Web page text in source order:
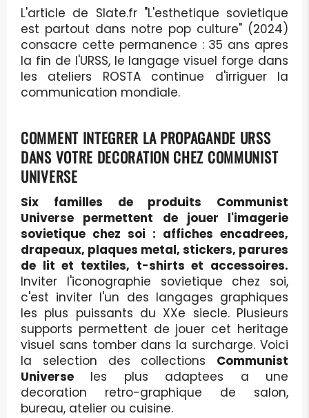
L'article de Slate.fr "L'esthetique sovietique
est partout dans notre pop culture" (2024)
consacre cette permanence : 35 ans apres
la fin de l'URSS, le langage visuel forge dans
les ateliers ROSTA continue d'irriguer la
communication mondiale.
COMMENT INTEGRER LA PROPAGANDE URSS
DANS VOTRE DECORATION CHEZ COMMUNIST
UNIVERSE
Six familles de produits Communist
Universe permettent de jouer l'imagerie
sovietique chez soi : affiches encadrees,
drapeaux, plaques metal, stickers, parures
de lit et textiles, t-shirts et accessoires.
Inviter l'iconographie sovietique chez soi,
c'est inviter l'un des langages graphiques
les plus puissants du XXe siecle. Plusieurs
supports permettent de jouer cet heritage
visuel sans tomber dans la surcharge. Voici
la selection des collections Communist
Universe les plus adaptees a une
decoration retro-graphique de salon,
bureau, atelier ou cuisine.